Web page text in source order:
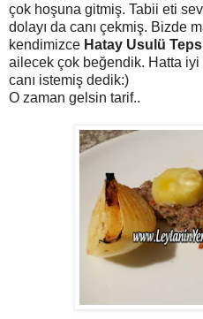
çok hoşuna gitmiş. Tabii eti
dolayı da canı çekmiş. Bizde
kendimizce Hatay Usulü
ailecek çok beğendik. Hatta
canı istemiş dedik:)
O zaman gelsin tarif..